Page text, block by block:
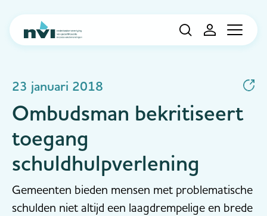
Navigation
23 januari 2018
Ombudsman bekritiseert
toegang
schuldhulpverlening
Gemeenten bieden mensen met problematische
schulden niet altijd een laagdrempelige en brede